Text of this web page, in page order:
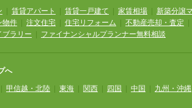
賃貸アパート 賃貸一戸建て 家賃相場
新築分譲
物件 注文住宅 住宅リフォーム 不動産売却・査定
ブラリー ファイナンシャルプランナー無料相談
へ
甲信越・北陸 東海 関西 四国 中国 九州・沖縄